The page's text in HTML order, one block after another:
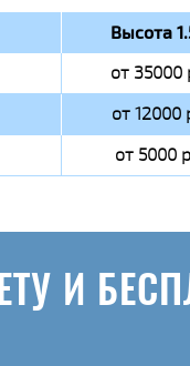
Высота
от 35000
от 12000
от 5000
И